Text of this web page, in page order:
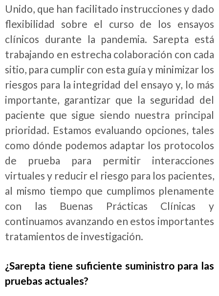
Unido, que han facilitado instrucciones y dado
flexibilidad sobre el curso de los ensayos
clínicos durante la pandemia. Sarepta está
trabajando en estrecha colaboración con cada
sitio, para cumplir con esta guía y minimizar los
riesgos para la integridad del ensayo y, lo más
importante, garantizar que la seguridad del
paciente que sigue siendo nuestra principal
prioridad. Estamos evaluando opciones, tales
como dónde podemos adaptar los protocolos
de prueba para permitir interacciones
virtuales y reducir el riesgo para los pacientes,
al mismo tiempo que cumplimos plenamente
con las Buenas Prácticas Clínicas y
continuamos avanzando en estos importantes
tratamientos de investigación.
¿Sarepta tiene suficiente suministro para las
pruebas actuales?